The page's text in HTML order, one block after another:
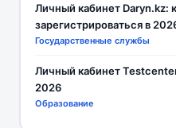
Личный кабинет Daryn.kz:
зарегистрироваться в
Государственные службы
Личный кабинет
2026
Образование